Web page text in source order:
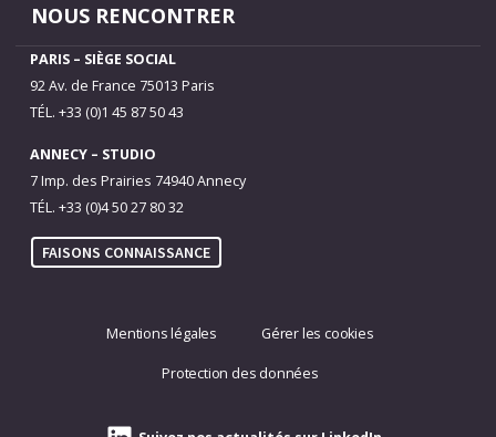
NOUS RENCONTRER
PARIS – SIÈGE SOCIAL
92 Av. de France 75013 Paris
TÉL. +33 (0)1 45 87 50 43
ANNECY – STUDIO
7 Imp. des Prairies 74940 Annecy
TÉL. +33 (0)4 50 27 80 32
FAISONS CONNAISSANCE
Mentions légales Gérer les cookies
Protection des données